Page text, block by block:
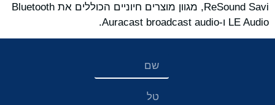
ReSound Savi, מגוון מוצרים חיוניים הכוללים את Bluetooth
LE Audio ו-Auracast broadcast audio.